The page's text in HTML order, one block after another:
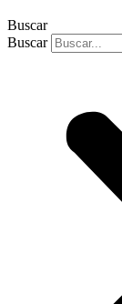
Buscar
Buscar